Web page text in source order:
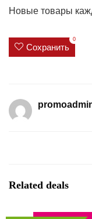
Новые товары
Сохранить
0
Related deals